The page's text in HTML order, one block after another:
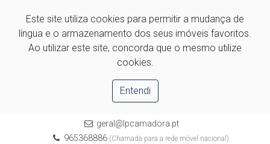
Este site utiliza cookies para permitir a mudança de
língua e o armazenamento dos seus imóveis favoritos.
Ao utilizar este site, concorda que o mesmo utilize
cookies.
Entendi
geral@lpcamadora.pt
965368886 (Chamada para a rede móvel nacional)